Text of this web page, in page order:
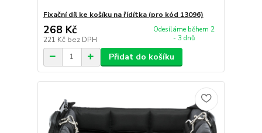
Fixační díl ke košíku na řídítka (pro kód 13096)
268 Kč
221 Kč bez DPH
Odesíláme během 2
- 3 dnů
Přidat do košíku